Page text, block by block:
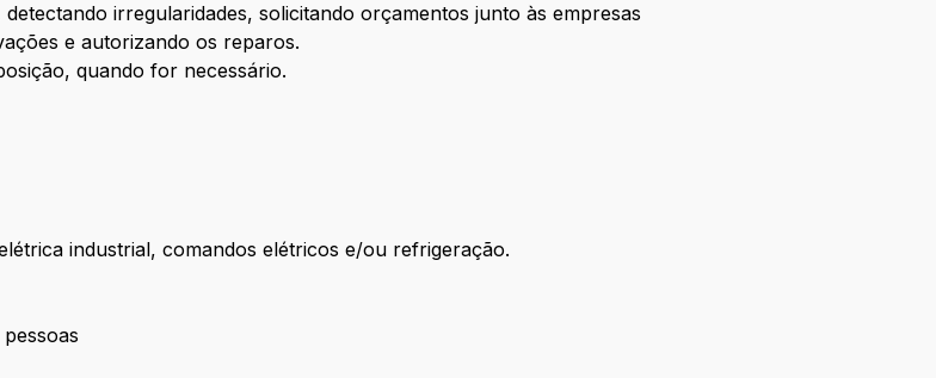
irregularidades, solicitando orçamentos junto às empresas
e autorizando os reparos.
quando for necessário.
industrial, comandos elétricos e/ou refrigeração.